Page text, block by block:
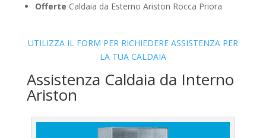
Offerte Caldaia da Esterno Ariston Rocca Priora
UTILIZZA IL FORM PER RICHIEDERE ASSISTENZA PER
LA TUA CALDAIA
Assistenza Caldaia da Interno
Ariston